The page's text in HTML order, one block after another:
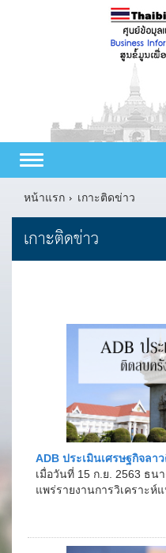
Toggle
navigation
หน้าแรก
เกาะติดข่าว
เกาะติดข่าว
ADB ประเมินเศรษฐกิจลา
เมื่อวันที่ 15 ก.ย. 2563 ธน
แพร่รายงานการวิเคราะห์